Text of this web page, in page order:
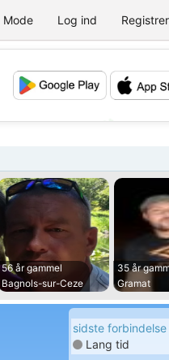
Mode Log ind Registrer
56 år gammel
Bagnols-sur-Ceze
35 år
Gramat
sidste forbindelse
Lang tid